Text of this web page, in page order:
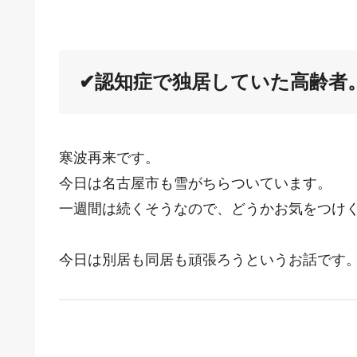
✔認知症で独居していた高齢者。
寒波再来です。
今日は名古屋市も雪がちらついています。
一週間は続くそうなので、どうかお気をつけ
今日は別居も同居も頑張ろうというお話です。